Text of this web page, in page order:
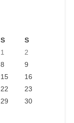
S
S
1
2
8
9
15
16
22
23
29
30